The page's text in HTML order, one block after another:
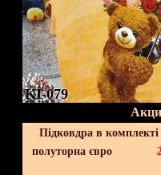
KI-079
Підковдра в
полуторна євро